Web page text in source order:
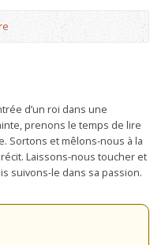
d’un roi dans une
prenons le temps de lire
Sortons et mêlons-nous à la
Laissons-nous toucher et
suivons-le dans sa passion.